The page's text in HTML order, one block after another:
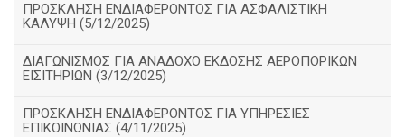
ΠΡΟΣΚΛΗΣΗ ΕΝΔΙΑΦΕΡΟΝΤΟΣ ΓΙΑ ΑΣΦΑΛΙΣΤΙΚΗ
ΚΑΛΥΨΗ (5/12/2025)
ΔΙΑΓΩΝΙΣΜΟΣ ΓΙΑ ΑΝΑΔΟΧΟ ΕΚΔΟΣΗΣ ΑΕΡΟΠΟΡΙΚΩΝ
ΕΙΣΙΤΗΡΙΩΝ (3/12/2025)
ΠΡΟΣΚΛΗΣΗ ΕΝΔΙΑΦΕΡΟΝΤΟΣ ΓΙΑ ΥΠΗΡΕΣΙΕΣ
ΕΠΙΚΟΙΝΩΝΙΑΣ (4/11/2025)